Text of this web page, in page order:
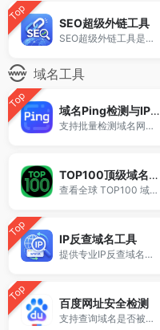
Top SEO超级外链工具
SEO超级外链工具是一款支持在线全自动批量生成外链的推广工具。
域名工具
Top 域名Ping检测与IP解析
支持批量检测域名网络延迟并获取对应IP地址，快速判断网站连通性与解析情况，适用于服务器检测、DNS排查和网络优化等场景。
TOP100顶级域名后缀排名榜
查看全球 TOP100 域名后缀。
Top IP反查域名工具
提供专业IP反查域名与同IP网站查询服务，支持查询同一服务器下的所有域名信息，帮助站长进行SEO分析、站群检测及网络资产排查。
Top 百度网址安全检测
支持查询域名是否被百度标记为风险网站。